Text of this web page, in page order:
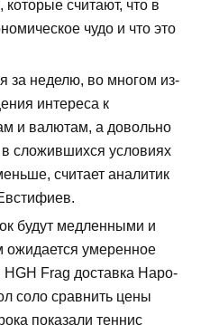
считают, что в
чудо и что это
за неделю, во многом из-
интереса к
и валютам, а довольно
сложившихся условиях
считает аналитик
будут медленными и
ожидается умеренное
Frag доставка Наро-
соло сравнить цены
показали теннис